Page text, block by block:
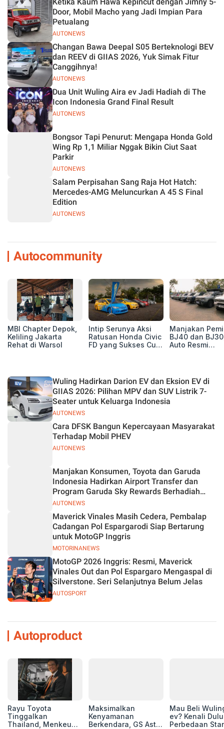
Jelas
AUTONEWS
Door, Mobil Macho yang Jadi Impian Para
Petualang
AUTONEWS
Changan Bawa Deepal S05 Berteknologi BEV
dan REEV di GIIAS 2026, Yuk Simak Fitur
Canggihnya!
AUTONEWS
Dua Unit Wuling Aira ev Jadi Hadiah di The
Icon Indonesia Grand Final Result
AUTONEWS
Bongsor Tapi Penurut: Mengapa Honda Gold
Wing Rp 1,1 Miliar Nggak Bikin Ciut Saat
Parkir
AUTONEWS
Salam Perpisahan Sang Raja Hot Hatch:
Mercedes-AMG Meluncurkan A 45 S Final
Edition
Autocommunity
MBI Chapter Depok,
Keliling Jakarta
Rehat di Warsol
Intip Serunya Aksi
Ratusan Honda Civic
FD yang Sukses Curi
Manjakan
BJ40 dan
Auto Resmi
AUTONEWS
Wuling Hadirkan Darion EV dan Eksion EV di
GIIAS 2026: Pilihan MPV dan SUV Listrik 7-
Seater untuk Keluarga Indonesia
AUTONEWS
Cara DFSK Bangun Kepercayaan Masyarakat
Terhadap Mobil PHEV
AUTONEWS
Manjakan Konsumen, Toyota dan Garuda
Indonesia Hadirkan Airport Transfer dan
Program Garuda Sky Rewards Berhadiah
Hybrid EV
MOTORINANEWS
Maverick Vinales Masih Cedera, Pembalap
Cadangan Pol Espargarodi Siap Bertarung
untuk MotoGP Inggris
AUTOSPORT
MotoGP 2026 Inggris: Resmi, Maverick
Vinales Out dan Pol Espargaro Mengaspal di
Silverstone. Seri Selanjutnya Belum Jelas
Autoproduct
Rayu Toyota
Tinggalkan
Thailand, Menkeu
Maksimalkan
Kenyamanan
Berkendara, GS Astra
Mau Beli
ev? Kenali Dulu
Perbedaan